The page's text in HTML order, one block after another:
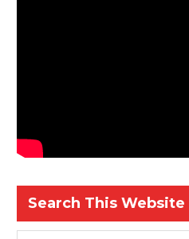
Search This Website